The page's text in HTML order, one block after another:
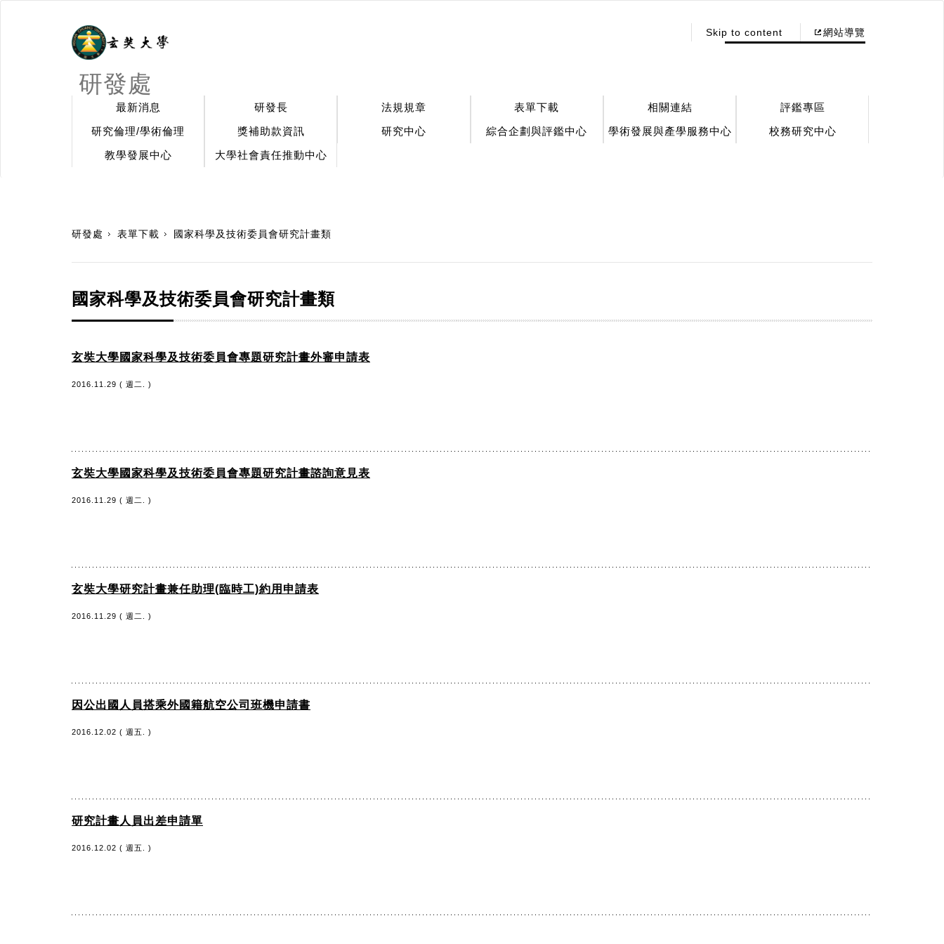
研發處
Skip to content 網站導覽
最新消息 研發長 法規規章 表單下載 相關連結
評鑑專區
研究倫理/學術倫理
獎補助款資訊 研究中心 綜合企劃與評鑑中心 學術發展與產學服務中心
校務研究中心
教學發展中心
大學社會責任推動中心
研發處 表單下載 國家科學及技術委員會研究計畫類
國家科學及技術委員會研究計畫類
玄奘大學國家科學及技術委員會專題研究計畫外審申請表
2016.11.29 ( 週二. )
玄奘大學國家科學及技術委員會專題研究計畫諮詢意見表
2016.11.29 ( 週二. )
玄奘大學研究計畫兼任助理(臨時工)約用申請表
2016.11.29 ( 週二. )
因公出國人員搭乘外國籍航空公司班機申請書
2016.12.02 ( 週五. )
研究計畫人員出差申請單
2016.12.02 ( 週五. )